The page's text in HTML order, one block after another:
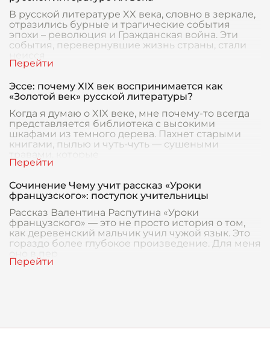
В русской литературе XX века, словно в зеркале,
отразились бурные и трагические события
эпохи – революция и Гражданская война. Эти
события, перевернувшие жизнь страны, стали
Эссе: почему XIX век воспринимается как
«Золотой век» русской литературы?
Когда я думаю о XIX веке, мне почему-то всегда
представляется библиотека с высокими
шкафами из темного дерева. Пахнет старыми
книгами, пылью и чуть-чуть — сушеными
Сочинение Чему учит рассказ «Уроки
французского»: поступок учительницы
Рассказ Валентина Распутина «Уроки
французского» — это не просто история о том,
как деревенский мальчик учил чужой язык. Это
гораздо более глубокое произведение. Для меня